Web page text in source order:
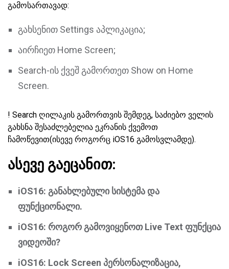
გამოსართავად:
გახსენით Settings აპლიკაცია;
აირჩიეთ Home Screen;
Search-ის ქვეშ გამორთეთ Show on Home
Screen.
! Search ღილაკის გამორთვის შემდეგ, საძიებო ველის
გახსნა შესაძლებელია ეკრანის ქვემოთ
ჩამოწევით(ისევე როგორც iOS16 გამოსვლამდე).
ასევე გაეცანით:
iOS16: განახლებული სისტემა და
ფუნქციონალი.
iOS16: როგორ გამოვიყენოთ Live Text ფუნქცია
ვიდეოში?
iOS16: Lock Screen პერსონალიზაცია,